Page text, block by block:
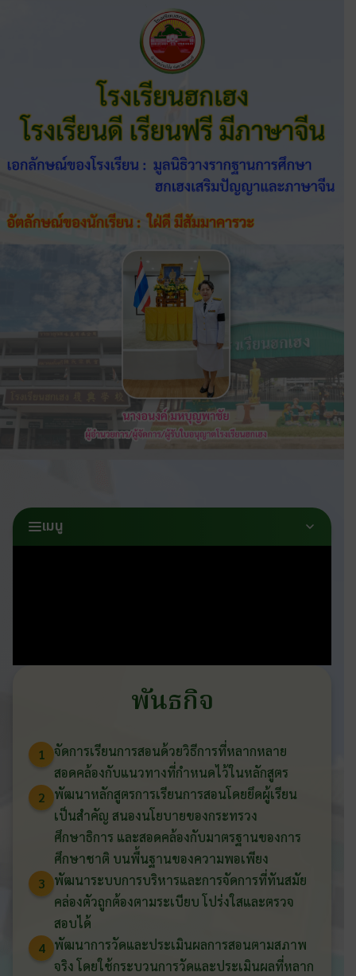
เมนู
พันธกิจ
1 จัดการเรียนการสอนด้วยวิธีการที่หลากหลาย
สอดคล้องกับแนวทางที่กำหนดไว้ในหลักสูตร
2
พัฒนาหลักสูตรการเรียนการสอนโดยยึดผู้เรียน
เป็นสำคัญ สนองนโยบายของกระทรวง
ศึกษาธิการ และสอดคล้องกับมาตรฐานของการ
ศึกษาชาติ บนพื้นฐานของความพอเพียง
3
พัฒนาระบบการบริหารและการจัดการที่ทันสมัย
คล่องตัวถูกต้องตามระเบียบ โปร่งใสและตรวจ
สอบได้
4 พัฒนาการวัดและประเมินผลการสอนตามสภาพ
จริง โดยใช้กระบวนการวัดและประเมินผลที่หลาก